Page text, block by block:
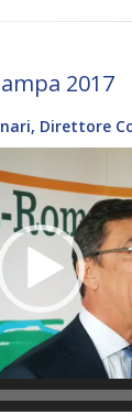
2017
Direttore